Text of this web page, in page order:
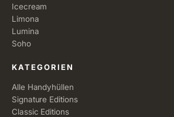
Icecream
Limona
Lumina
Soho
KATEGORIEN
Alle Handyhüllen
Signature Editions
Classic Editions